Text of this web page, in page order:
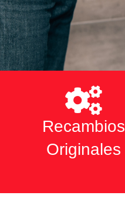
Recambios
Originales